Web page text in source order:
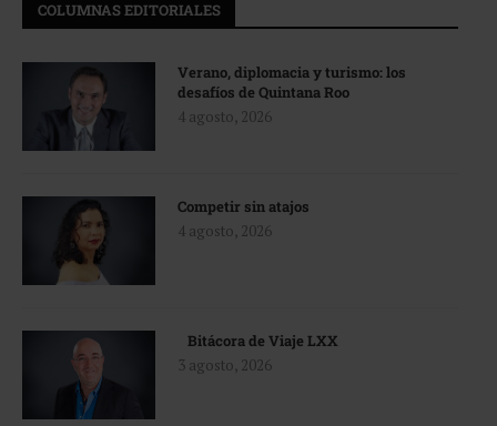
COLUMNAS EDITORIALES
Verano, diplomacia y turismo: los
desafíos de Quintana Roo
4 agosto, 2026
Competir sin atajos
4 agosto, 2026
Bitácora de Viaje LXX
3 agosto, 2026